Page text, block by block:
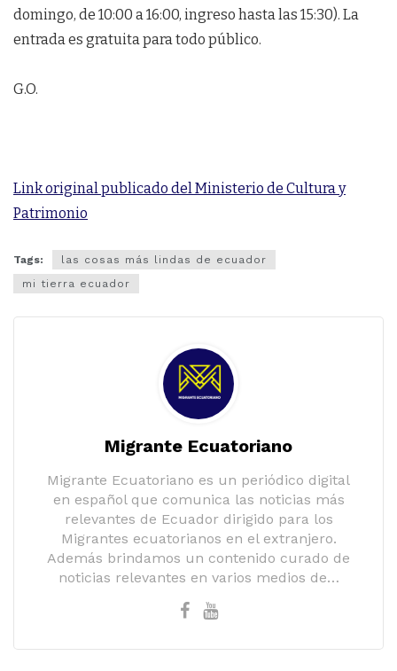
domingo, de 10:00 a 16:00, ingreso hasta las 15:30). La
entrada es gratuita para todo público.
G.O.
Link original publicado del Ministerio de Cultura y
Patrimonio
Tags:
las cosas más lindas de ecuador
mi tierra ecuador
Migrante Ecuatoriano
Migrante Ecuatoriano es un periódico digital
en español que comunica las noticias más
relevantes de Ecuador dirigido para los
Migrantes ecuatorianos en el extranjero.
Además brindamos un contenido curado de
noticias relevantes en varios medios de…